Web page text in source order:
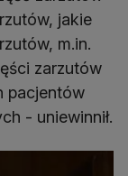
jakie
m.in.
zarzutów
pacjentów
- uniewinnił.